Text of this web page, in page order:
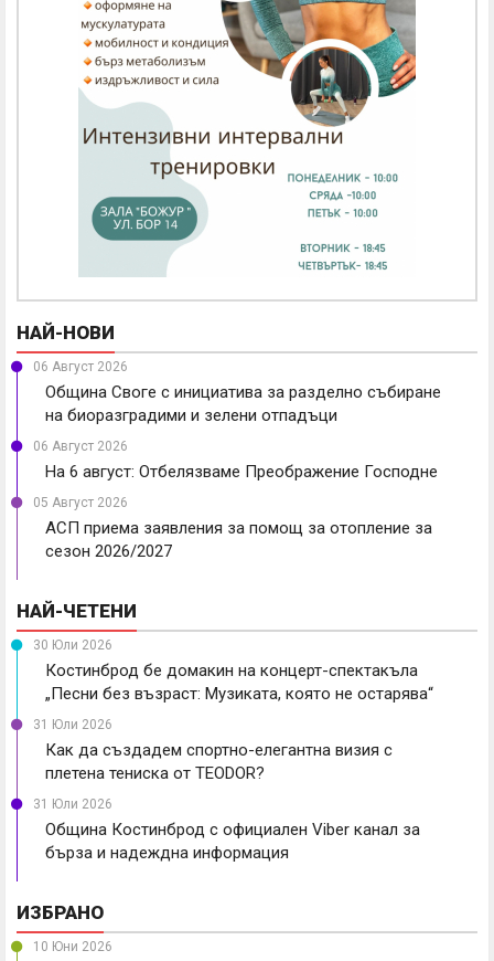
НАЙ-НОВИ
06 Август 2026
Община Своге с инициатива за разделно събиране
на биоразградими и зелени отпадъци
06 Август 2026
На 6 август: Отбелязваме Преображение Господне
05 Август 2026
АСП приема заявления за помощ за отопление за
сезон 2026/2027
НАЙ-ЧЕТЕНИ
30 Юли 2026
Костинброд бе домакин на концерт-спектакъла
„Песни без възраст: Музиката, която не остарява“
31 Юли 2026
Как да създадем спортно-елегантна визия с
плетена тениска от TEODOR?
31 Юли 2026
Община Костинброд с официален Viber канал за
бърза и надеждна информация
ИЗБРАНО
10 Юни 2026